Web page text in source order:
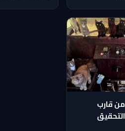
30 قطة من قارب